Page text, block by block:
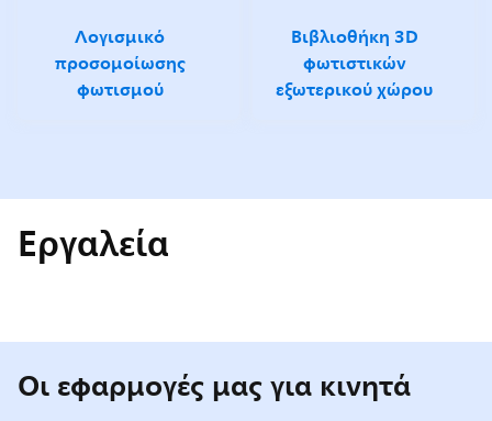
Λογισμικό
προσομοίωσης
φωτισμού
Βιβλιοθήκη 3D
φωτιστικών
εξωτερικού χώρου
Εργαλεία
Οι εφαρμογές μας για κινητά